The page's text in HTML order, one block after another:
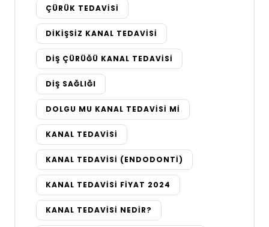
ÇÜRÜK TEDAVISI
DIKIŞSIZ KANAL TEDAVISI
DIŞ ÇÜRÜĞÜ KANAL TEDAVISI
DIŞ SAĞLIĞI
DOLGU MU KANAL TEDAVISI MI
KANAL TEDAVISI
KANAL TEDAVISI (ENDODONTI)
KANAL TEDAVISI FIYAT 2024
KANAL TEDAVISI NEDIR?